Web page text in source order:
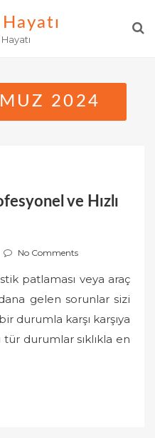
2024
ve Hızlı
No Comments
patlaması veya araç
gelen sorunlar sizi
durumla karşı karşıya
tür durumlar sıklıkla en